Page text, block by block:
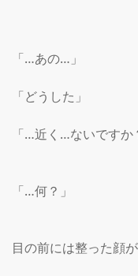
「…あの…」
「どうした」
「…近く…ないですか
「…何？」
目の前には整った顔